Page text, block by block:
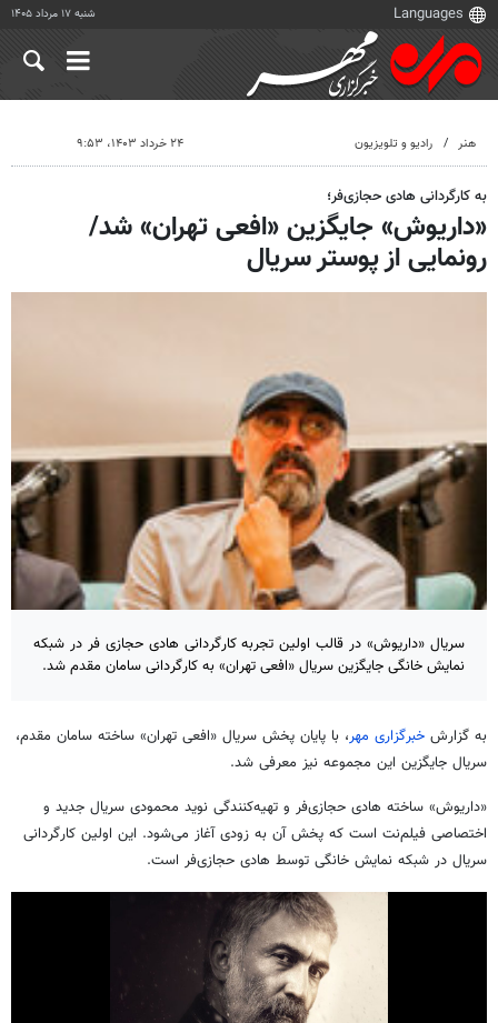
شنبه ۱۷ مرداد ۱۴۰۵
هنر رادیو و تلویزیون ۲۴ خرداد ۱۴۰۳، ۹:۵۳
به کارگردانی هادی حجازی‌فر؛
«داریوش» جایگزین «افعی تهران» شد/
رونمایی از پوستر سریال
سریال «داریوش» در قالب اولین تجربه کارگردانی هادی حجازی فر در شبکه
نمایش خانگی جایگزین سریال «افعی تهران» به کارگردانی سامان مقدم شد.
به گزارش خبرگزاری مهر، با پایان پخش سریال «افعی تهران» ساخته سامان مقدم،
سریال جایگزین این مجموعه نیز معرفی شد.
«داریوش» ساخته هادی حجازی‌فر و تهیه‌کنندگی نوید محمودی سریال جدید و
اختصاصی فیلم‌نت است که پخش آن به زودی آغاز می‌شود. این اولین کارگردانی
سریال در شبکه نمایش خانگی توسط هادی حجازی‌فر است.